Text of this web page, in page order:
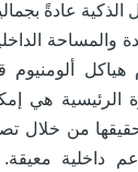
عادةً
والمساحة
هياكل
الرئيسية هي
من خلال
داخلية